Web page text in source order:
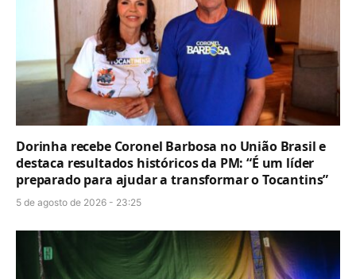
Dorinha recebe Coronel Barbosa no União Brasil e
destaca resultados históricos da PM: “É um líder
preparado para ajudar a transformar o Tocantins”
5 de agosto de 2026 - 23:25